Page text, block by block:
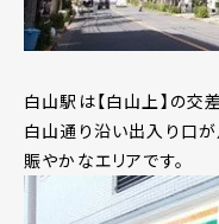
白山駅は【白山上】の交
白山通り沿い出入り口
賑やかなエリアです。